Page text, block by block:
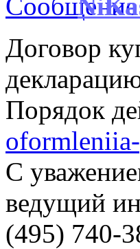
Договор
Порядок
С
ведущий
(495) 740-